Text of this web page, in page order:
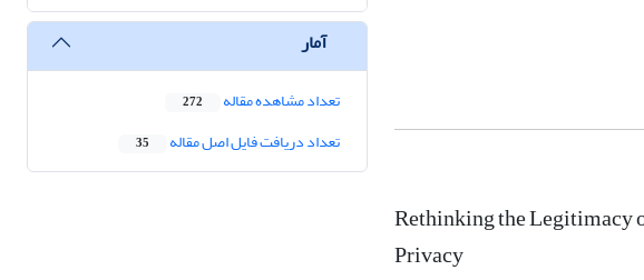
Rethinking the Legitimacy
Privacy
آمار
تعداد مشاهده مقاله 272
تعداد دریافت فایل اصل مقاله 35